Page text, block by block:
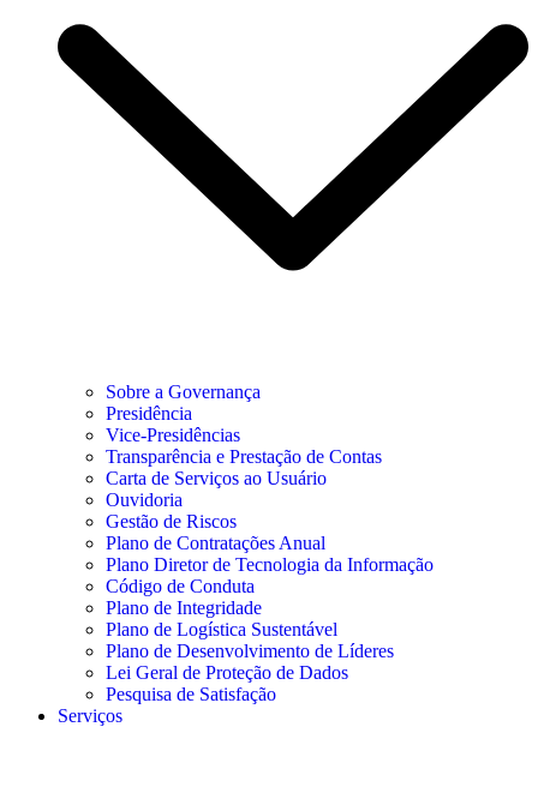
Sobre a Governança
Presidência
Vice-Presidências
Transparência e Prestação de Contas
Carta de Serviços ao Usuário
Ouvidoria
Gestão de Riscos
Plano de Contratações Anual
Plano Diretor de Tecnologia da Informação
Código de Conduta
Plano de Integridade
Plano de Logística Sustentável
Plano de Desenvolvimento de Líderes
Lei Geral de Proteção de Dados
Pesquisa de Satisfação
Serviços